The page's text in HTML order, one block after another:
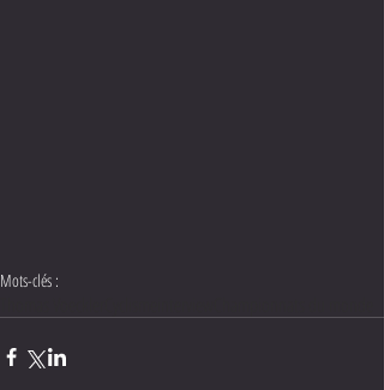
Mots-clés :